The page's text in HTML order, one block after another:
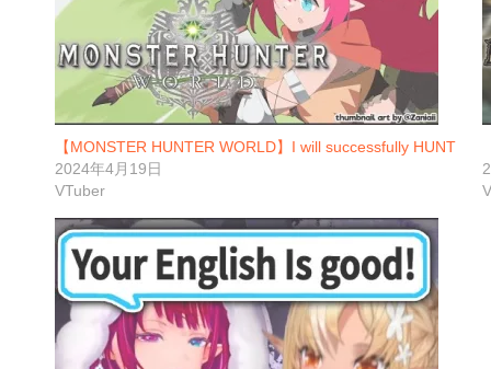
【MONSTER HUNTER WORLD】I will successfully HUNT
2024年4月19日
VTuber